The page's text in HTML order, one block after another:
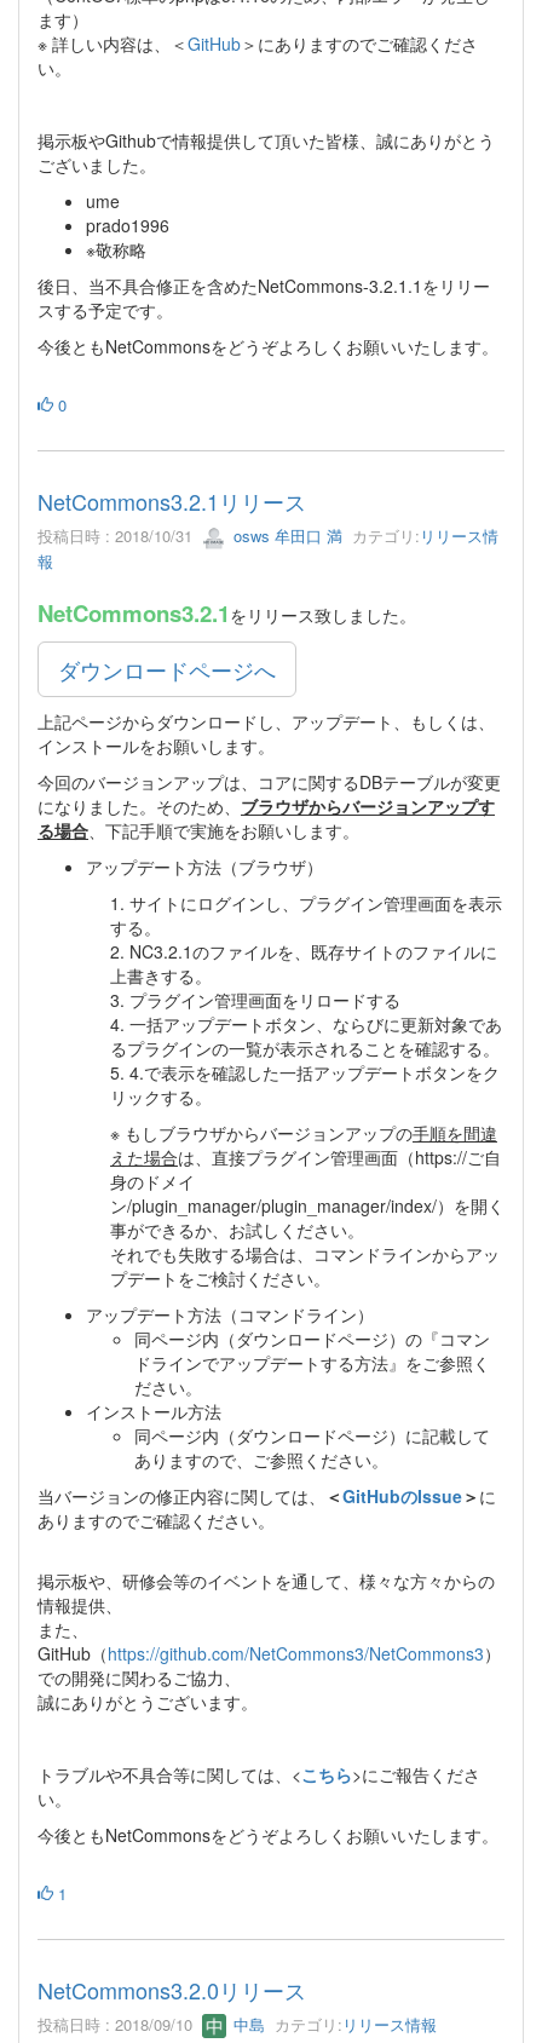
ます）
※ 詳しい内容は、＜GitHub＞にありますのでご確認くださ
い。
掲示板やGithubで情報提供して頂いた皆様、誠にありがとう
ございました。
ume
prado1996
※敬称略
後日、当不具合修正を含めたNetCommons-3.2.1.1をリリー
スする予定です。
今後ともNetCommonsをどうぞよろしくお願いいたします。
0
NetCommons3.2.1リリース
投稿日時 : 2018/10/31 osws 牟田口 満 カテゴリ: リリース情
報
NetCommons3.2.1 をリリース致しました。
ダウンロードページへ
上記ページからダウンロードし、アップデート、もしくは、
インストールをお願いします。
今回のバージョンアップは、コアに関するDBテーブルが変更
になりました。そのため、 ブラウザからバージョンアップす
る場合 、下記手順で実施をお願いします。
アップデート方法（ブラウザ）
1. サイトにログインし、プラグイン管理画面を表示
する。
2. NC3.2.1のファイルを、既存サイトのファイルに
上書きする。
3. プラグイン管理画面をリロードする
4. 一括アップデートボタン、ならびに更新対象であ
るプラグインの一覧が表示されることを確認する。
5. 4.で表示を確認した一括アップデートボタンをク
リックする。
※ もしブラウザからバージョンアップの手順を間違
えた場合は、直接プラグイン管理画面（https://ご自
身のドメイ
ン/plugin_manager/plugin_manager/index/）を開く
事ができるか、お試しください。
それでも失敗する場合は、コマンドラインからアッ
プデートをご検討ください。
アップデート方法（コマンドライン）
同ページ内（ダウンロードページ）の『コマン
ドラインでアップデートする方法』をご参照く
ださい。
インストール方法
同ページ内（ダウンロードページ）に記載して
ありますので、ご参照ください。
当バージョンの修正内容に関しては、
＜GitHubのIssue＞ に
ありますのでご確認ください。
掲示板や、研修会等のイベントを通して、様々な方々からの
情報提供、
また、
GitHub（https://github.com/NetCommons3/NetCommons3）
での開発に関わるご協力、
誠にありがとうございます。
トラブルや不具合等に関しては、<こちら>にご報告くださ
い。
今後ともNetCommonsをどうぞよろしくお願いいたします。
1
NetCommons3.2.0リリース
投稿日時 : 2018/09/10 中島 カテゴリ: リリース情報